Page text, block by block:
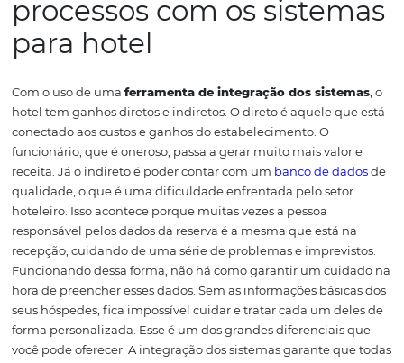
inserir informações de forma manual no sistema, o
pode se dedicar ao que é realmente relevante para o
que o quarto estará pronto quando ele chegar ao hotel
mínimo que seu cliente espera. Os demais cuidados
depois. Assim,desburocratizar o processo de
permite dar a atenção devida ao seu hóspede.
significar um e-mail agradecendo a escolha do seu
estabelecimento ao fim da estadia, uma mensagem
personalizada informando que o travesseiro que ele
pede já está disponível no quarto ou um lembrete de
não solicitou um serviço como costuma fazer em outras
Isso faz com que o hóspede sinta que é especial e
trabalho da sua equipe e a atenção dada a ele. Todo
empenho só é possível quando um sistema eficiente